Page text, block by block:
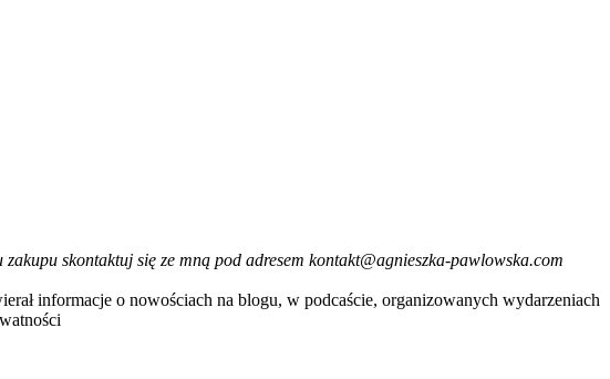
skontaktuj się ze mną pod adresem kontakt@agnieszka-pawlowska.com
informacje o nowościach na blogu, w podcaście, organizowanych wydarzeniach